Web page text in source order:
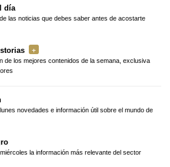
día
las noticias que debes saber antes de acostarte
de los mejores contenidos de la semana, exclusiva
novedades e información útil sobre el mundo de
la información más relevante del sector